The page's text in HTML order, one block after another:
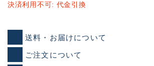
決済利用不可: 代金引換
送料・お届けについて
ご注文について